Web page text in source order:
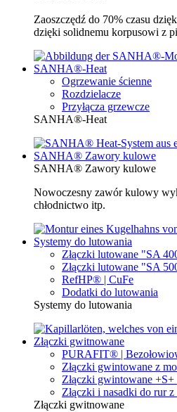
Zaoszczędź do 70% czasu
dzięki solidnemu korpusowi z
SANHA®-Heat
Ogrzewanie ścienne
Rozdzielacze
Przyłącza grzewcze
SANHA®-Heat
SANHA® Zawory kulowe
SANHA® Zawory kulowe
Nowoczesny zawór kulowy
chłodnictwo itp.
Systemy do lutowania
Złączki lutowane "SA
Złączki lutowane "SA
RefHP® | CuFe
Dodatki do lutowania
Systemy do lutowania
Złączki gwitnowane
PURAFIT® |
Złączki gwintowane z
Złączki gwintowane
Złączki i nasadki do rur z
Złączki gwitnowane